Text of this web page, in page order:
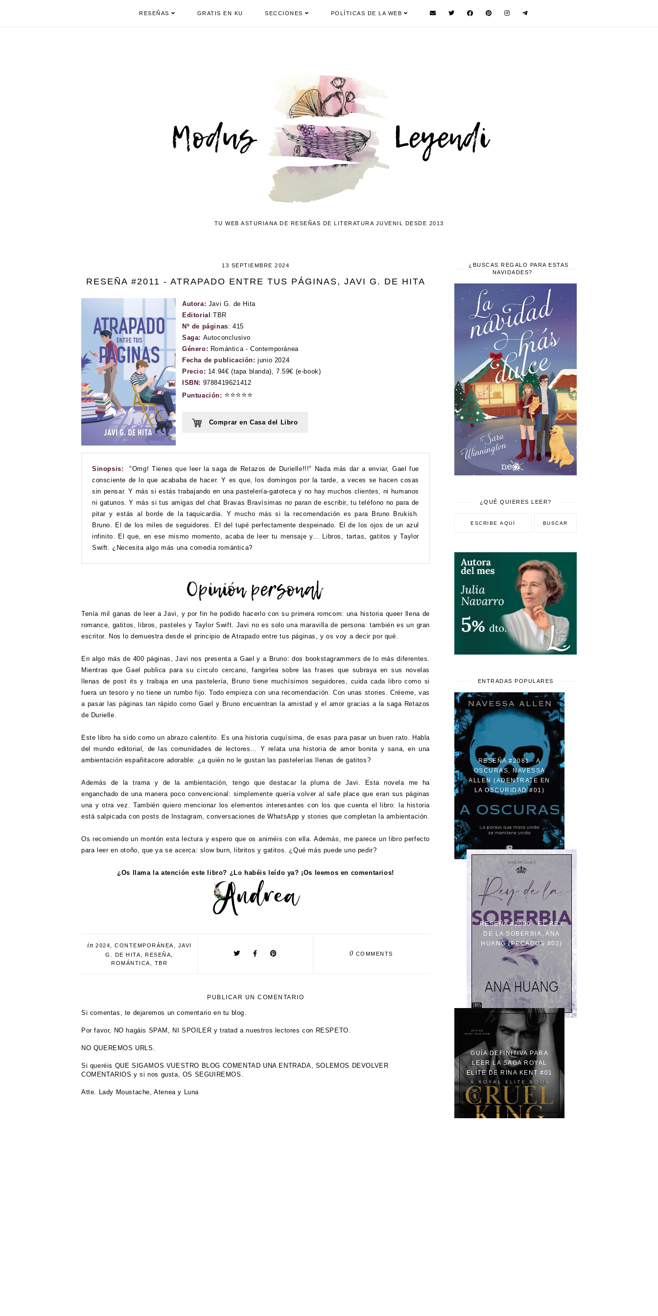
RESEÑAS GRATIS EN KU SECCIONES POLÍTICAS DE LA WEB
TU WEB ASTURIANA DE RESEÑAS DE LITERATURA JUVENIL DESDE 2013
13 SEPTIEMBRE 2024
RESEÑA #2011 - ATRAPADO ENTRE TUS PÁGINAS, JAVI G. DE HITA
Autora: Javi G. de Hita
Editorial :TBR
Nº de páginas: 415
Saga: Autoconclusivo
Género: Romántica - Contemporánea
Fecha de publicación:junio 2024
Precio: 14.94€ (tapa blanda), 7.59€ (e-book)
ISBN: 9788419621412
Puntuación: ⭐⭐⭐⭐⭐
Comprar en Casa del Libro
Sinopsis:
"Omg! Tienes que leer la saga de Retazos de Durielle!!!" Nada más dar a enviar, Gael fue
consciente de lo que acababa de hacer. Y es que, los domingos por la tarde, a veces se hacen cosas
sin pensar. Y más si estás trabajando en una pastelería-gatoteca y no hay muchos clientes, ni humanos
ni gatunos. Y más si tus amigas del chat Bravas Bravísimas no paran de escribir, tu teléfono no para de
pitar y estás al borde de la taquicardia. Y mucho más si la recomendación es para Bruno Brukish.
Bruno. El de los miles de seguidores. El del tupé perfectamente despeinado. El de los ojos de un azul
infinito. El que, en ese mismo momento, acaba de leer tu mensaje y... Libros, tartas, gatitos y Taylor
Swift. ¿Necesita algo más una comedia romántica?
Tenía mil ganas de leer a Javi, y por fin he podido hacerlo con su primera romcom: una historia queer llena de
romance, gatitos, libros, pasteles y Taylor Swift. Javi no es solo una maravilla de persona: también es un gran
escritor. Nos lo demuestra desde el principio de Atrapado entre tus páginas, y os voy a decir por qué.
En algo más de 400 páginas, Javi nos presenta a Gael y a Bruno: dos bookstagrammers de lo más diferentes.
Mientras que Gael publica para su círculo cercano, fangirlea sobre las frases que subraya en sus novelas
llenas de post its y trabaja en una pastelería, Bruno tiene muchísimos seguidores, cuida cada libro como si
fuera un tesoro y no tiene un rumbo fijo. Todo empieza con una recomendación. Con unas stories. Créeme, vas
a pasar las páginas tan rápido como Gael y Bruno encuentran la amistad y el amor gracias a la saga Retazos
de Durielle.
Este libro ha sido como un abrazo calentito. Es una historia cuquísima, de esas para pasar un buen rato. Habla
del mundo editorial, de las comunidades de lectores… Y relata una historia de amor bonita y sana, en una
ambientación españitacore adorable: ¿a quién no le gustan las pastelerías llenas de gatitos?
Además de la trama y de la ambientación, tengo que destacar la pluma de Javi. Esta novela me ha
enganchado de una manera poco convencional: simplemente quería volver al safe place que eran sus páginas
una y otra vez. También quiero mencionar los elementos interesantes con los que cuenta el libro: la historia
está salpicada con posts de Instagram, conversaciones de WhatsApp y stories que completan la ambientación.
Os recomiendo un montón esta lectura y espero que os animéis con ella. Además, me parece un libro perfecto
para leer en otoño, que ya se acerca: slow burn, libritos y gatitos. ¿Qué más puede uno pedir?
¿Os llama la atención este libro? ¿Lo habéis leído ya? ¡Os leemos en comentarios!
in 2024 CONTEMPORÁNEA
JAVI
G. DE HITA
,RESEÑA
ROMÁNTICA
TBR
0 COMMENTS
PUBLICAR UN COMENTARIO
Si comentas, te dejaremos un comentario en tu blog.
Por favor, NO hagáis SPAM, NI SPOILER y tratad a nuestros lectores con RESPETO.
NO QUEREMOS URLS.
Si queréis QUE SIGAMOS VUESTRO BLOG COMENTAD UNA ENTRADA, SOLEMOS DEVOLVER
COMENTARIOS y si nos gusta, OS SEGUIREMOS.
Atte. Lady Moustache, Atenea y Luna
¿BUSCAS REGALO PARA ESTAS
NAVIDADES?
¿QUÉ QUIERES LEER?
ENTRADAS POPULARES
RESEÑA #2081 - A
OSCURAS, NAVESSA
ALLEN (ADENTRATE EN
LA OSCURIDAD #01)
RESEÑA #2000 - EL REY
DE LA SOBERBIA, ANA
HUANG (PECADOS #02)
GUÍA DEFINITIVA PARA
LEER LA SAGA ROYAL
ELITE DE RINA KENT #01